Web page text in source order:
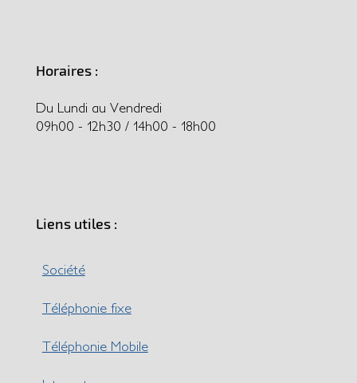
Horaires :
Du Lundi au Vendredi
09h00 - 12h30 / 14h00 - 18h00
Liens utiles :
Société
Téléphonie fixe
Téléphonie Mobile